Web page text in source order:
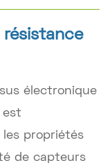
électronique
est
propriétés
de capteurs